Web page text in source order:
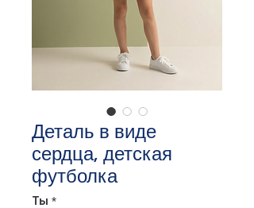
Деталь в виде
сердца, детская
футболка
Ты *